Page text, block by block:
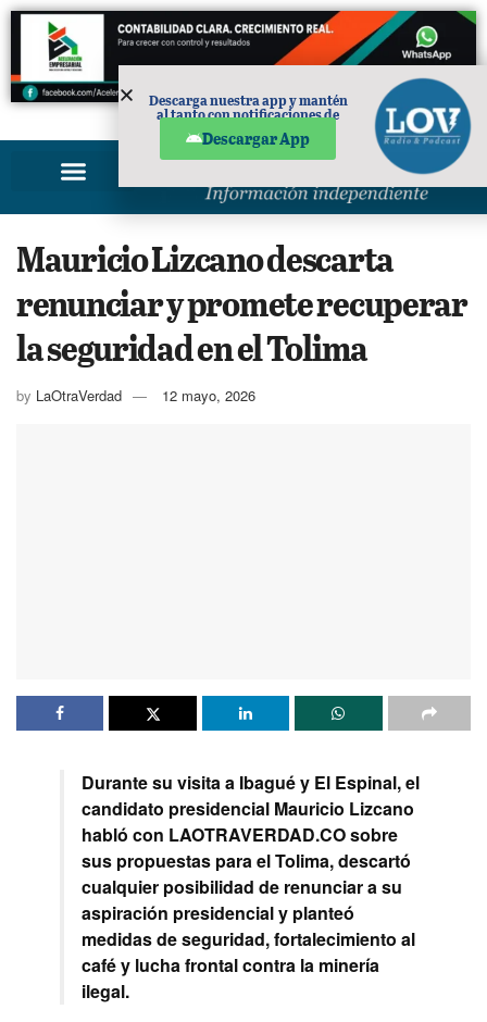
PUBLICIDAD
Mauricio Lizcano descarta
renunciar y promete recuperar
la seguridad en el Tolima
by LaOtraVerdad 12 mayo, 2026
Durante su visita a Ibagué y El Espinal, el
candidato presidencial Mauricio Lizcano
habló con LAOTRAVERDAD.CO sobre
sus propuestas para el Tolima, descartó
cualquier posibilidad de renunciar a su
aspiración presidencial y planteó
medidas de seguridad, fortalecimiento al
café y lucha frontal contra la minería
ilegal.
Descarga nuestra app y mantén
al tanto con notificaciones de
Descargar App